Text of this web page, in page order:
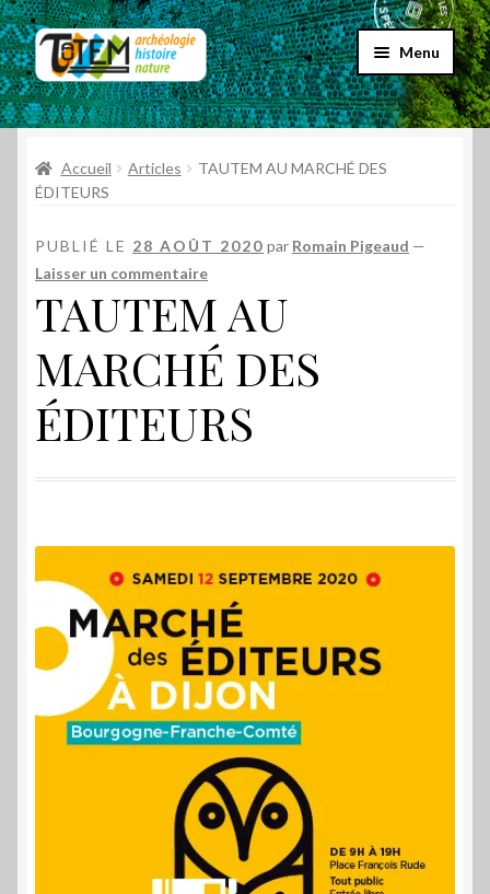
Aller
à
la
navigation
Aller
au
contenu
Menu
Accueil
Choix par genre
enfant
le
Promos
Accueil Articles
TAUTEM AU MARCHÉ DES
ÉDITEURS
PUBLIÉ LE 28 AOÛT 2020 par Romain Pigeaud —
Laisser un commentaire
TAUTEM AU
MARCHÉ DES
ÉDITEURS